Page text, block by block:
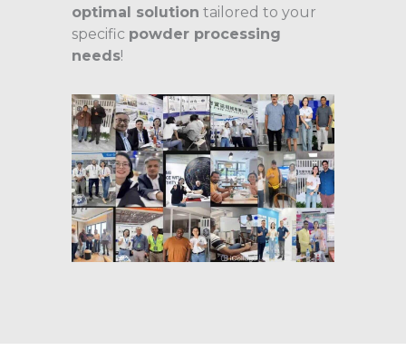
optimal solution tailored to your
specific powder processing
needs!